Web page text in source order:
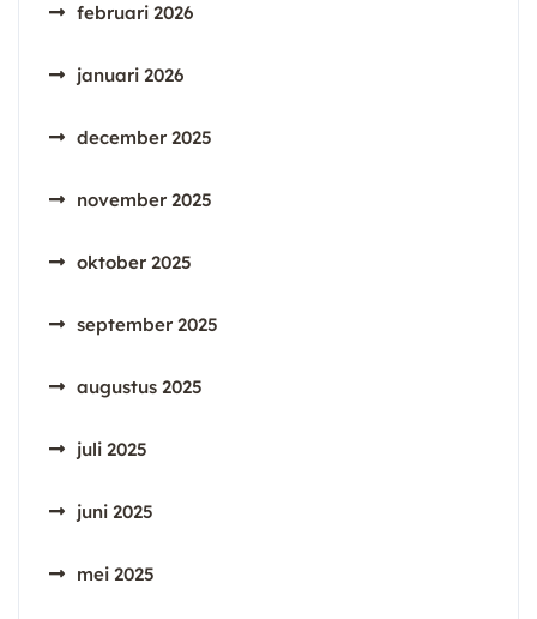
februari 2026
januari 2026
december 2025
november 2025
oktober 2025
september 2025
augustus 2025
juli 2025
juni 2025
mei 2025